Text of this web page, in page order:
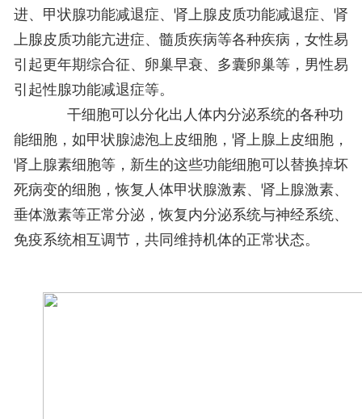
进、甲状腺功能减退症、肾上腺皮质功能减退症、肾
上腺皮质功能亢进症、髓质疾病等各种疾病，女性易
引起更年期综合征、卵巢早衰、多囊卵巢等，男性易
引起性腺功能减退症等。
干细胞可以分化出人体内分泌系统的各种功
能细胞，如甲状腺滤泡上皮细胞，肾上腺上皮细胞，
肾上腺素细胞等，新生的这些功能细胞可以替换掉坏
死病变的细胞，恢复人体甲状腺激素、肾上腺激素、
垂体激素等正常分泌，恢复内分泌系统与神经系统、
免疫系统相互调节，共同维持机体的正常状态。